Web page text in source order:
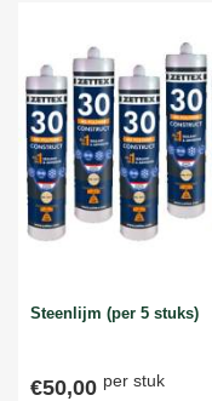
Steenlijm (per 5 stuks)
€50,00 per stuk